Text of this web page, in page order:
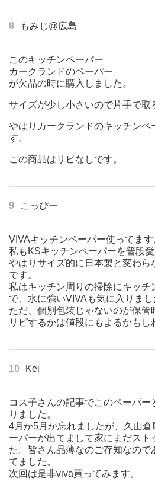
8 もみじ@広島
このキッチンペーパー
カークランドのペーパー
が欠品の時に購入しました。
サイズが少し小さいので片手で取
やはりカークランドのキッチンペ
す。
この商品はリピなしです。
9 こっぴー
VIVAキッチンペーパー使ってます
私もKSキッチンペーパーを普段
やはりサイズ的に日本製と変わら
です。
私はキッチン周りの掃除にキッチ
で、水に強いVIVAも気に入りまし
ただ、個別包装じゃないのが保管
リピするかは値段にもよるかもし
10 Kei
コス子さんの記事でこのペーパ
りました。
4月か5月か忘れましたが、久山
ーパーが出てまして家にまだスト
た。皆さん品薄なのご存知なの
てました。
次回は是非viva買ってみます。